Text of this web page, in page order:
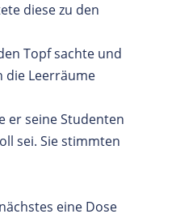
diese zu den
Topf sachte und
die Leerräume
er seine Studenten
sei. Sie stimmten
eine Dose